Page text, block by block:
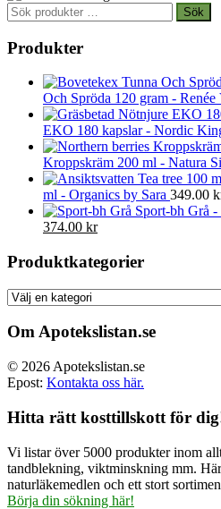
Sök
efter:
Sök
Produkter
Och Spröda 120 gram - Renée
EKO 180 kapslar - Nordic
Kroppskräm 200 ml - Natura
ml - Organics by Sara 349.00
Sport-bh Grå
Det
priset
499.00 kr.
374.00 krDet
priset
är:
374.00 kr.
Produktkategorier
Om Apotekslistan.se
© 2026 Apotekslistan.se
Epost: Kontakta oss här.
Hitta rätt kosttillskott för
Vi listar över 5000 produkter inom
tandblekning, viktminskning mm.
naturläkemedlen och ett stort
Börja din sökning här!